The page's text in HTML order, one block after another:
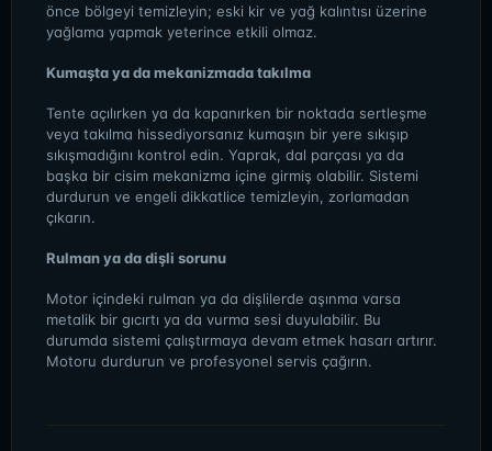
önce bölgeyi temizleyin; eski kir ve yağ kalıntısı üzerine
yağlama yapmak yeterince etkili olmaz.
Kumaşta ya da mekanizmada takılma
Tente açılırken ya da kapanırken bir noktada sertleşme
veya takılma hissediyorsanız kumaşın bir yere sıkışıp
sıkışmadığını kontrol edin. Yaprak, dal parçası ya da
başka bir cisim mekanizma içine girmiş olabilir. Sistemi
durdurun ve engeli dikkatlice temizleyin, zorlamadan
çıkarın.
Rulman ya da dişli sorunu
Motor içindeki rulman ya da dişlilerde aşınma varsa
metalik bir gıcırtı ya da vurma sesi duyulabilir. Bu
durumda sistemi çalıştırmaya devam etmek hasarı artırır.
Motoru durdurun ve profesyonel servis çağırın.